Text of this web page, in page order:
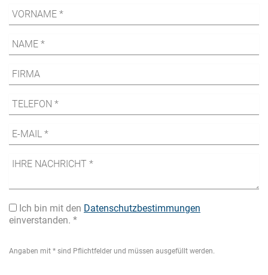
Ich bin mit den Datenschutzbestimmungen
einverstanden. *
Angaben mit * sind Pflichtfelder und müssen ausgefüllt werden.